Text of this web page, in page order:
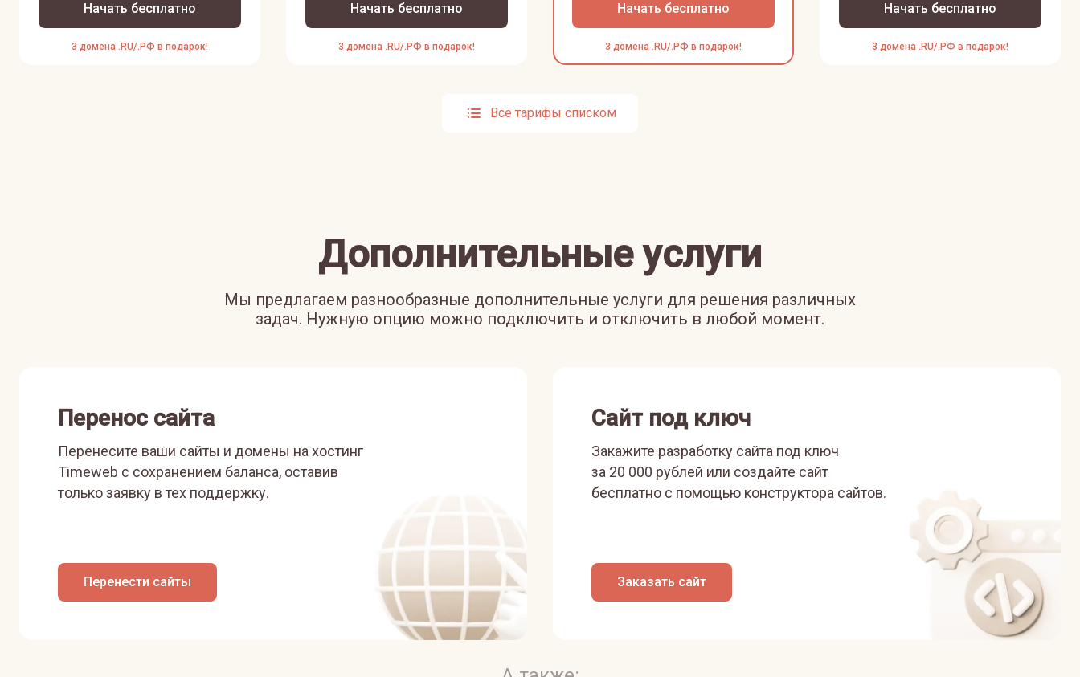
Начать бесплатно
3 домена .RU/.РФ в подарок!
Начать бесплатно
3 домена .RU/.РФ в подарок!
Начать бесплатно
3 домена .RU/.РФ в подарок!
Начать бесплатно
3 домена .RU/.РФ в подарок!
Все тарифы списком
Дополнительные услуги
Мы предлагаем разнообразные дополнительные услуги для решения различных
задач. Нужную опцию можно подключить и отключить в любой момент.
Перенос сайта
Перенесите ваши сайты и домены на хостинг
Timeweb с сохранением баланса, оставив
только заявку в тех поддержку.
Перенести сайты
Сайт под ключ
Закажите разработку сайта под ключ
за 20 000 рублей или создайте сайт
бесплатно с помощью конструктора сайтов.
Заказать сайт